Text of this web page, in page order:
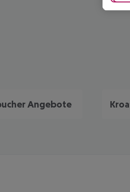
Angebote